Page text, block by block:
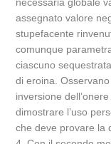
assegnato valore
stupefacente
comunque
ciascuno
di eroina.
inversione
dimostrare l’uso
che deve provare la